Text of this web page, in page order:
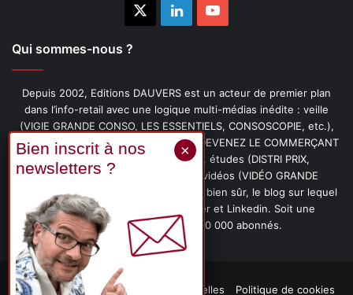
LinkedinYouTube
Qui sommes-nous ?
Depuis 2002, Editions DAUVERS est un acteur de premier plan
dans l’info-retail avec une logique multi-médias inédite : veille
(VIGIE GRANDE CONSO, LES ESSENTIELS, CONSOSCOPIE, etc.),
livres (PENSER-CLIENT, IMAGE-PRIX, DEVENEZ LE COMMERÇANT
PRÉFÉRÉ DE VOS CLIENTS, etc.), études (DISTRI PRIX,
PROMOFLASH, DRIVE INSIGHTS), vidéos (VIDÉO GRANDE
CONSO), podcasts (CAFÉ CONSO) et, bien sûr, le blog sur lequel
vous êtes, ainsi que les fils Twitter et Linkedin. Soit une
communauté de plus de 150 000 abonnés.
Mentions légales Données personnelles Politique de cookies